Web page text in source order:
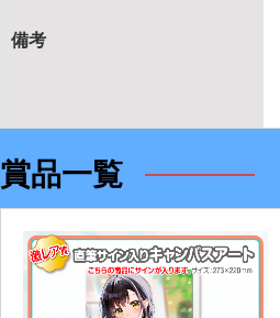
備考
賞品一覧